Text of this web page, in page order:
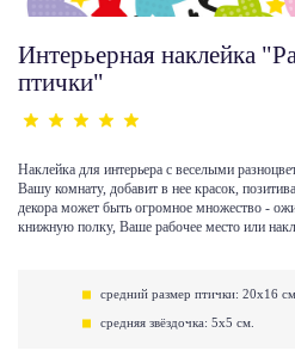
Интерьерная наклейка
птички"
Наклейка для интерьера с веселыми
Вашу комнату, добавит в нее красок,
декора может быть огромное множество -
книжную полку, Ваше рабочее место или
средний размер птички: 20х16
средняя звёздочка: 5х5 см.